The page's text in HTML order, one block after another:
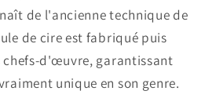
de l'ancienne technique de
de cire est fabriqué puis
d'œuvre, garantissant
unique en son genre.